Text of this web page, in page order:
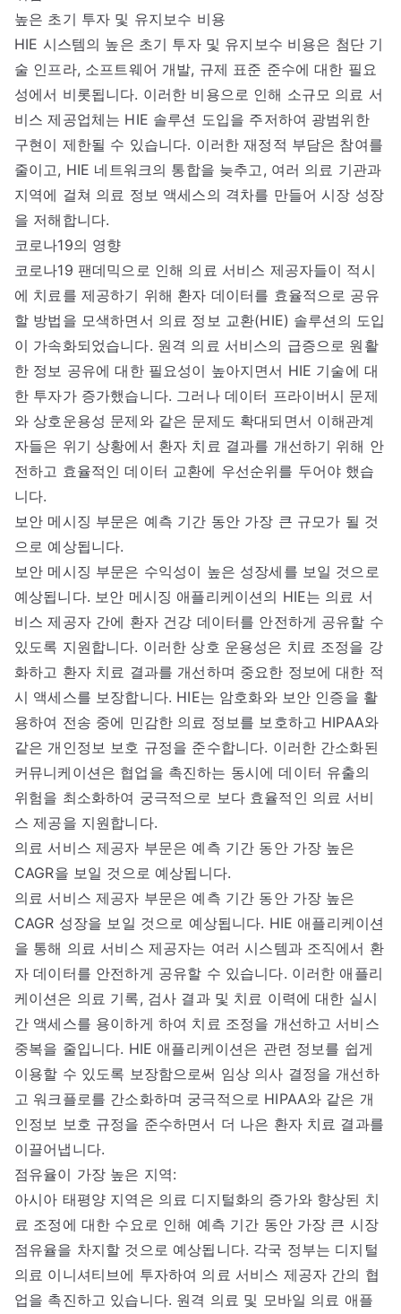
높은 초기 투자 및 유지보수 비용
HIE 시스템의 높은 초기 투자 및 유지보수 비용은 첨단 기
술 인프라, 소프트웨어 개발, 규제 표준 준수에 대한 필요
성에서 비롯됩니다. 이러한 비용으로 인해 소규모 의료 서
비스 제공업체는 HIE 솔루션 도입을 주저하여 광범위한
구현이 제한될 수 있습니다. 이러한 재정적 부담은 참여를
줄이고, HIE 네트워크의 통합을 늦추고, 여러 의료 기관과
지역에 걸쳐 의료 정보 액세스의 격차를 만들어 시장 성장
을 저해합니다.
코로나19의 영향
코로나19 팬데믹으로 인해 의료 서비스 제공자들이 적시
에 치료를 제공하기 위해 환자 데이터를 효율적으로 공유
할 방법을 모색하면서 의료 정보 교환(HIE) 솔루션의 도입
이 가속화되었습니다. 원격 의료 서비스의 급증으로 원활
한 정보 공유에 대한 필요성이 높아지면서 HIE 기술에 대
한 투자가 증가했습니다. 그러나 데이터 프라이버시 문제
와 상호운용성 문제와 같은 문제도 확대되면서 이해관계
자들은 위기 상황에서 환자 치료 결과를 개선하기 위해 안
전하고 효율적인 데이터 교환에 우선순위를 두어야 했습
니다.
보안 메시징 부문은 예측 기간 동안 가장 큰 규모가 될 것
으로 예상됩니다.
보안 메시징 부문은 수익성이 높은 성장세를 보일 것으로
예상됩니다. 보안 메시징 애플리케이션의 HIE는 의료 서
비스 제공자 간에 환자 건강 데이터를 안전하게 공유할 수
있도록 지원합니다. 이러한 상호 운용성은 치료 조정을 강
화하고 환자 치료 결과를 개선하며 중요한 정보에 대한 적
시 액세스를 보장합니다. HIE는 암호화와 보안 인증을 활
용하여 전송 중에 민감한 의료 정보를 보호하고 HIPAA와
같은 개인정보 보호 규정을 준수합니다. 이러한 간소화된
커뮤니케이션은 협업을 촉진하는 동시에 데이터 유출의
위험을 최소화하여 궁극적으로 보다 효율적인 의료 서비
스 제공을 지원합니다.
의료 서비스 제공자 부문은 예측 기간 동안 가장 높은
CAGR을 보일 것으로 예상됩니다.
의료 서비스 제공자 부문은 예측 기간 동안 가장 높은
CAGR 성장을 보일 것으로 예상됩니다. HIE 애플리케이션
을 통해 의료 서비스 제공자는 여러 시스템과 조직에서 환
자 데이터를 안전하게 공유할 수 있습니다. 이러한 애플리
케이션은 의료 기록, 검사 결과 및 치료 이력에 대한 실시
간 액세스를 용이하게 하여 치료 조정을 개선하고 서비스
중복을 줄입니다. HIE 애플리케이션은 관련 정보를 쉽게
이용할 수 있도록 보장함으로써 임상 의사 결정을 개선하
고 워크플로를 간소화하며 궁극적으로 HIPAA와 같은 개
인정보 보호 규정을 준수하면서 더 나은 환자 치료 결과를
이끌어냅니다.
점유율이 가장 높은 지역:
아시아 태평양 지역은 의료 디지털화의 증가와 향상된 치
료 조정에 대한 수요로 인해 예측 기간 동안 가장 큰 시장
점유율을 차지할 것으로 예상됩니다. 각국 정부는 디지털
의료 이니셔티브에 투자하여 의료 서비스 제공자 간의 협
업을 촉진하고 있습니다. 원격 의료 및 모바일 의료 애플